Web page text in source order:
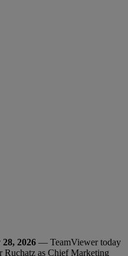
2026 — TeamViewer today
Ruchatz as Chief Marketing